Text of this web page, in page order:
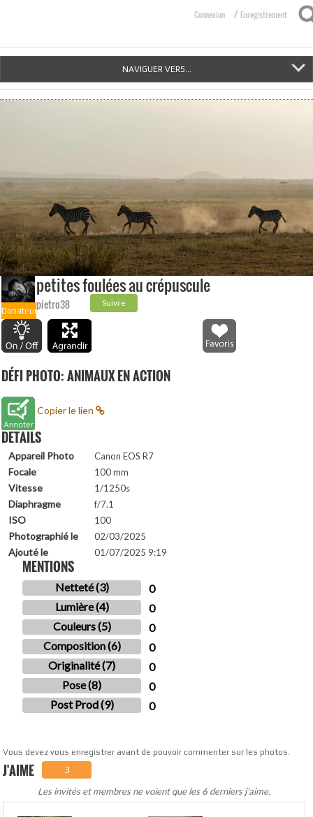
Connexion / Enregistrement
NAVIGUER VERS...
Donateur
petites foulées au crépuscule
pietro38 Suivre
DÉFI PHOTO: ANIMAUX EN ACTION
Copier le lien
DETAILS
Appareil Photo Canon EOS R7
Focale 100 mm
Vitesse 1/1250s
Diaphragme f/7.1
ISO 100
Photographié le 02/03/2025
Ajouté le 01/07/2025 9:19
MENTIONS
Netteté (3)
0
Lumière (4)
0
Couleurs (5)
0
Composition (6)
0
Originalité (7)
0
Pose (8)
0
Post Prod (9)
0
Vous devez vous enregistrer avant de pouvoir commenter sur les photos.
J'AIME 3
Les invités et membres ne voient que les 6 derniers j'aime.